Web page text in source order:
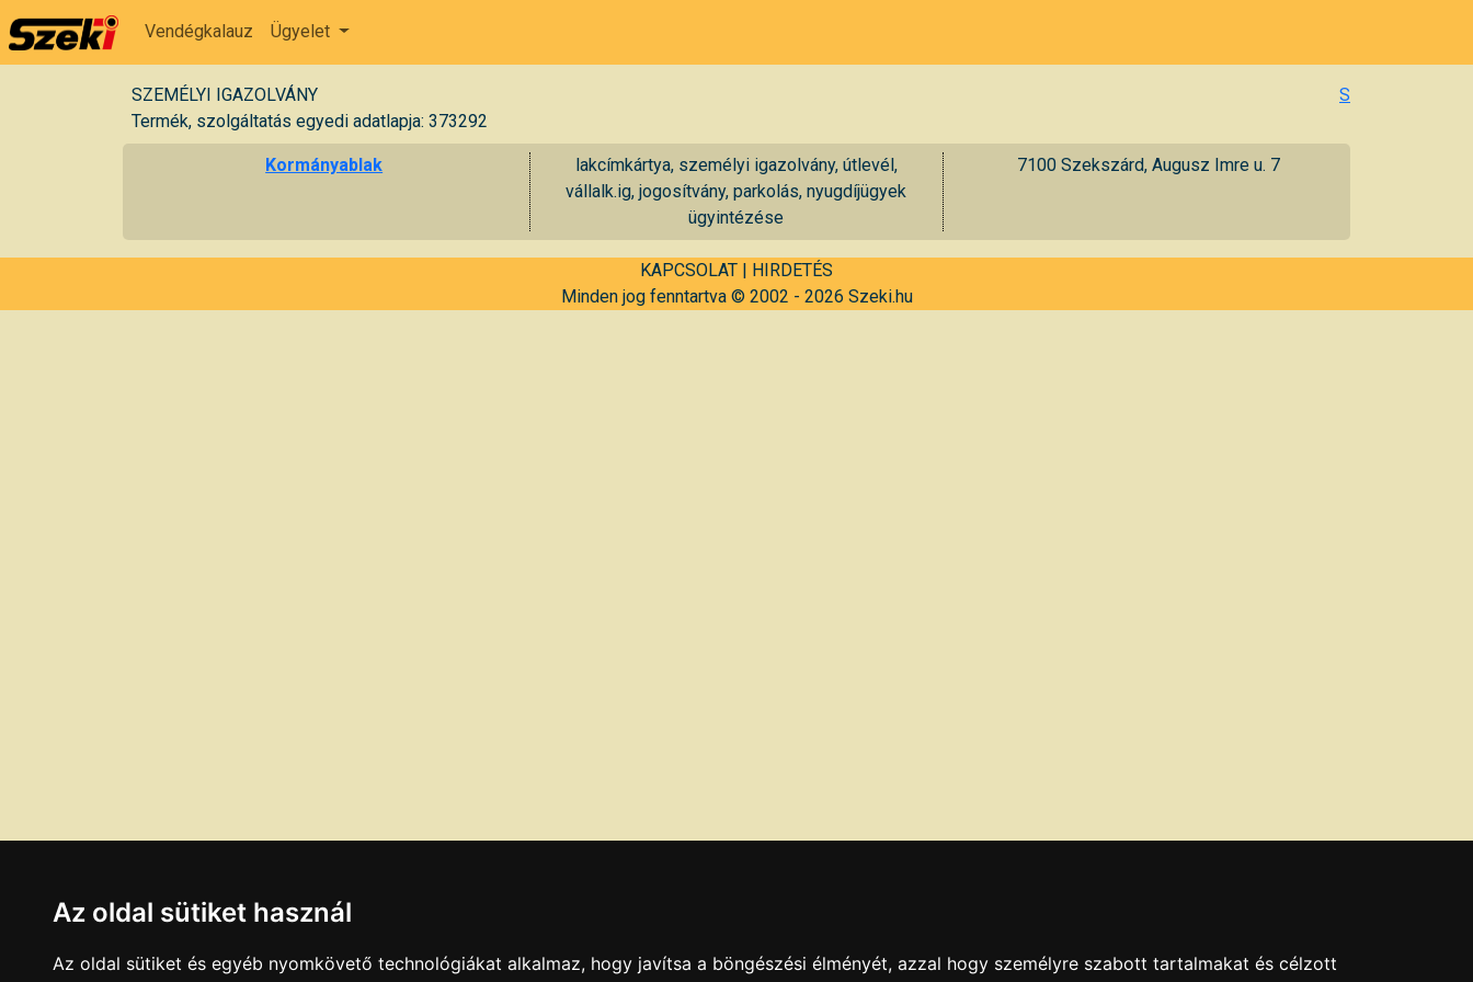
Vendégkalauz Ügyelet
SZEMÉLYI IGAZOLVÁNY
S
Termék, szolgáltatás egyedi adatlapja: 373292
Kormányablak
lakcímkártya, személyi igazolvány, útlevél,
vállalk.ig, jogosítvány, parkolás, nyugdíjügyek
ügyintézése
7100 Szekszárd, Augusz Imre u. 7
KAPCSOLAT | HIRDETÉS
Minden jog fenntartva © 2002 - 2026 Szeki.hu
Az oldal sütiket használ
Az oldal sütiket és egyéb nyomkövető technológiákat alkalmaz, hogy javítsa a böngészési élményét, azzal hogy személyre szabott tartalmakat és célzott